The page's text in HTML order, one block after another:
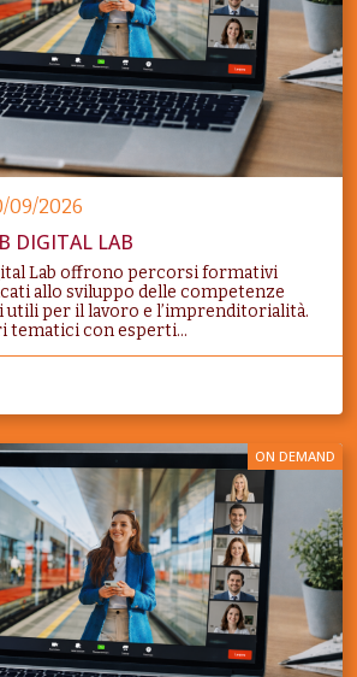
09/2026
DIGITAL LAB
Lab offrono percorsi formativi
allo sviluppo delle competenze
utili per il lavoro e l’imprenditorialità.
con esperti...
ON DEMAND